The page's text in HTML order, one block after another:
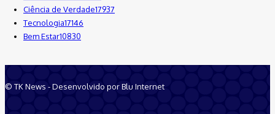
Ciência de Verdade17937
Tecnologia17146
Bem Estar10830
© TK News - Desenvolvido por Blu Internet